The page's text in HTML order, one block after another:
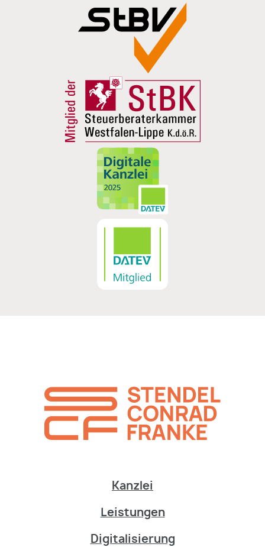
Kanzlei
Leistungen
Digitalisierung